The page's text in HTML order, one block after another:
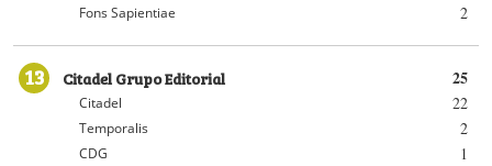
2
Fons Sapientiae
13 25
Citadel Grupo Editorial
22
Citadel
2
Temporalis
1
CDG